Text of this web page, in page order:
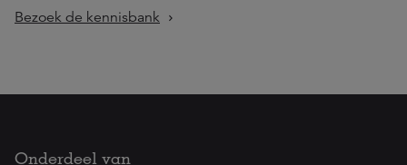
Bezoek de kennisbank
Onderdeel van